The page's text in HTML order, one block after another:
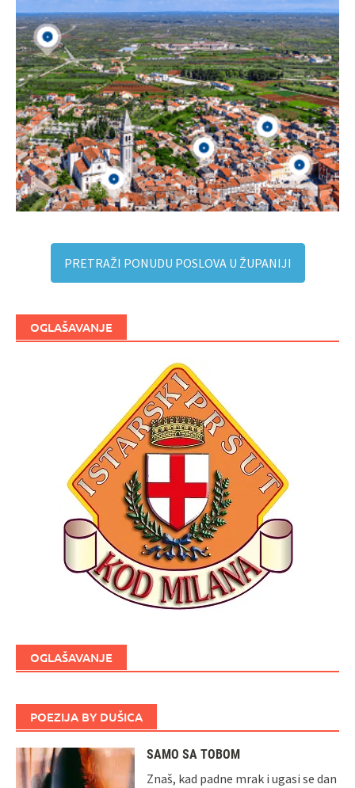
PRETRAŽI PONUDU POSLOVA U ŽUPANIJI
OGLAŠAVANJE
OGLAŠAVANJE
POEZIJA BY DUŠICA
SAMO SA TOBOM
Znaš, kad padne mrak i ugasi se dan